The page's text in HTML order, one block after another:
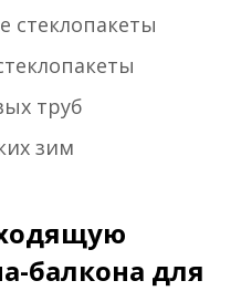
стеклопакеты
труб
зим
балкона для